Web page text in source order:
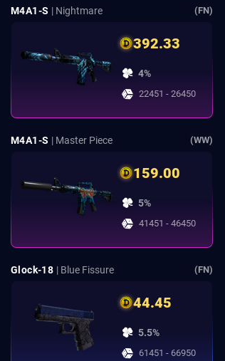
M4A1-S | Nightmare (FN)
392.33
4%
22451 - 26450
M4A1-S | Master Piece (WW)
159.00
5%
41451 - 46450
Glock-18 | Blue Fissure (FN)
44.45
5.5%
61451 - 66950